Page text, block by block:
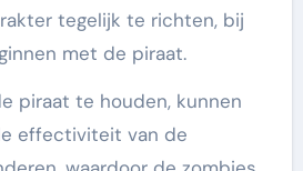
tegelijk te richten, bij
met de piraat.
piraat te houden, kunnen
effectiviteit van de